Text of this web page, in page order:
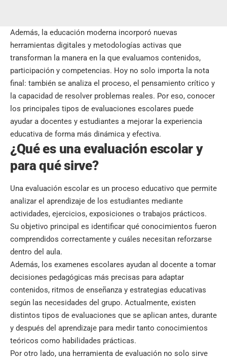
Además, la educación moderna incorporó nuevas
herramientas digitales y metodologías activas que
transforman la manera en la que evaluamos contenidos,
participación y competencias. Hoy no solo importa la nota
final: también se analiza el proceso, el pensamiento crítico y
la capacidad de resolver problemas reales. Por eso, conocer
los principales tipos de evaluaciones escolares puede
ayudar a docentes y estudiantes a mejorar la experiencia
educativa de forma más dinámica y efectiva.
¿Qué es una evaluación escolar y
para qué sirve?
Una evaluación escolar es un proceso educativo que permite
analizar el aprendizaje de los estudiantes mediante
actividades, ejercicios, exposiciones o trabajos prácticos.
Su objetivo principal es identificar qué conocimientos fueron
comprendidos correctamente y cuáles necesitan reforzarse
dentro del aula.
Además, los examenes escolares ayudan al docente a tomar
decisiones pedagógicas más precisas para adaptar
contenidos, ritmos de enseñanza y estrategias educativas
según las necesidades del grupo. Actualmente, existen
distintos tipos de evaluaciones que se aplican antes, durante
y después del aprendizaje para medir tanto conocimientos
teóricos como habilidades prácticas.
Por otro lado, una herramienta de evaluación no solo sirve